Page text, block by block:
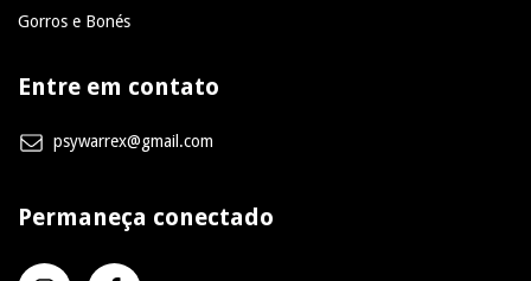
Gorros e Bonés
Entre em contato
psywarrex@gmail.com
Permaneça conectado